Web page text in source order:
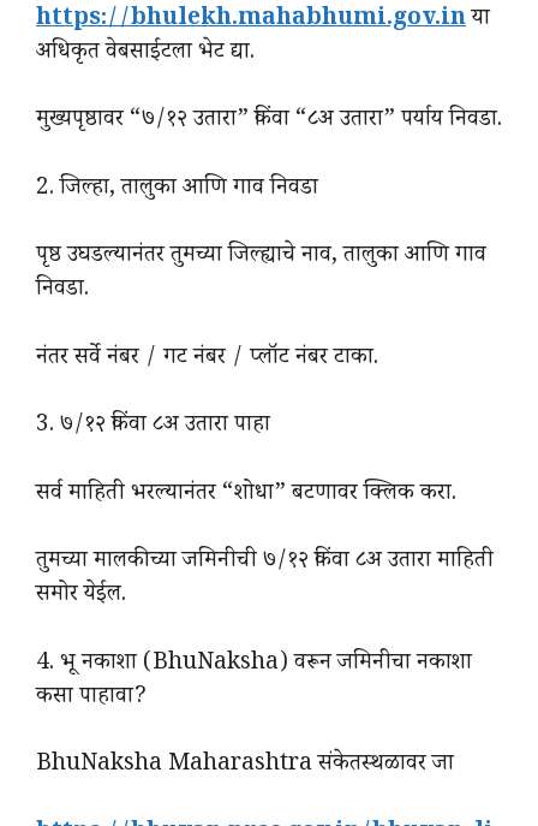
https://bhulekh.mahabhumi.gov.inया
अधिकृत वेबसाईटला भेट द्या.
मुख्यपृष्ठावर “७/१२ उतारा” किंवा “८अ उतारा” पर्याय निवडा.
2. जिल्हा, तालुका आणि गाव निवडा
पृष्ठ उघडल्यानंतर तुमच्या जिल्ह्याचे नाव, तालुका आणि गाव
निवडा.
नंतर सर्वे नंबर / गट नंबर / प्लॉट नंबर टाका.
3. ७/१२ किंवा ८अ उतारा पाहा
सर्व माहिती भरल्यानंतर “शोधा” बटणावर क्लिक करा.
तुमच्या मालकीच्या जमिनीची ७/१२ किंवा ८अ उतारा माहिती
समोर येईल.
4. भू नकाशा (BhuNaksha) वरून जमिनीचा नकाशा
कसा पाहावा?
BhuNaksha Maharashtra संकेतस्थळावर जा